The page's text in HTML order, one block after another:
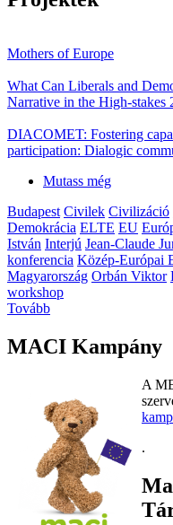
Mothers of Europe
What Can Liberals and
Narrative in the High-stakes
DIACOMET: Fostering
participation: Dialogic
Mutass még
Budapest Civilek Civilizáció
Demokrácia ELTE EU
István Interjú Jean-Claude
konferencia Közép-Európai
Magyarország Orbán Viktor
workshop
Tovább
MACI Kampány
A
.